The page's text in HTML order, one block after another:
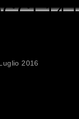
14
2016